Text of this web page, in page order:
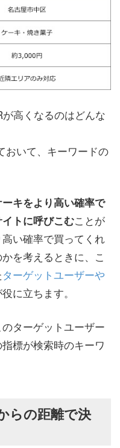
高くなるのはどんな
おいて、キーワードの
キをより高い確率で
トに呼びこむことが
い確率で買ってくれ
を考えるときに、こ
ターゲットユーザーや
に立ちます。
ターゲットユーザー
標が検索時のキーワ
らの距離で決